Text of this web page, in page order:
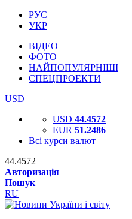
РУС
УКР
ВІДЕО
ФОТО
НАЙПОПУЛЯРНІШІ
СПЕЦПРОЕКТИ
USD
USD 44.4572
EUR 51.2486
Всі курси валют
44.4572
Авторизація
Пошук
RU